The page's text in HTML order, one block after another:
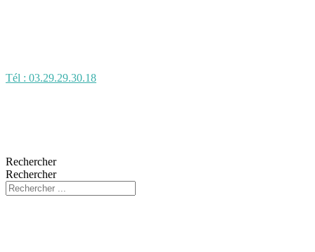
Tél : 03.29.29.30.18
Rechercher
Rechercher